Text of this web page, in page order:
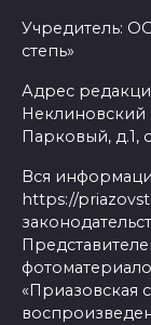
Учредитель:
степь»
Адрес
Неклиновский
Парковый, д.1,
Вся
https://
«Приазовская